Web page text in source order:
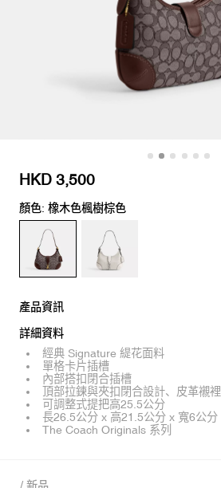
HKD 3,500
顏色: 橡木色楓樹棕色
產品資訊
詳細資料
經典 Signature 緹花面料
單格卡片插槽
內部搭扣閉合插槽
頂部拉鍊與夾扣閉合設計、皮革襯裡
可調整式提把高25.5公分
長26.5公分 x 高21.5公分 x 寬6公分
The Coach Originals 系列
/ 新品